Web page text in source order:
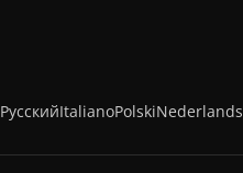
РусскийItalianoPolskiNederlands